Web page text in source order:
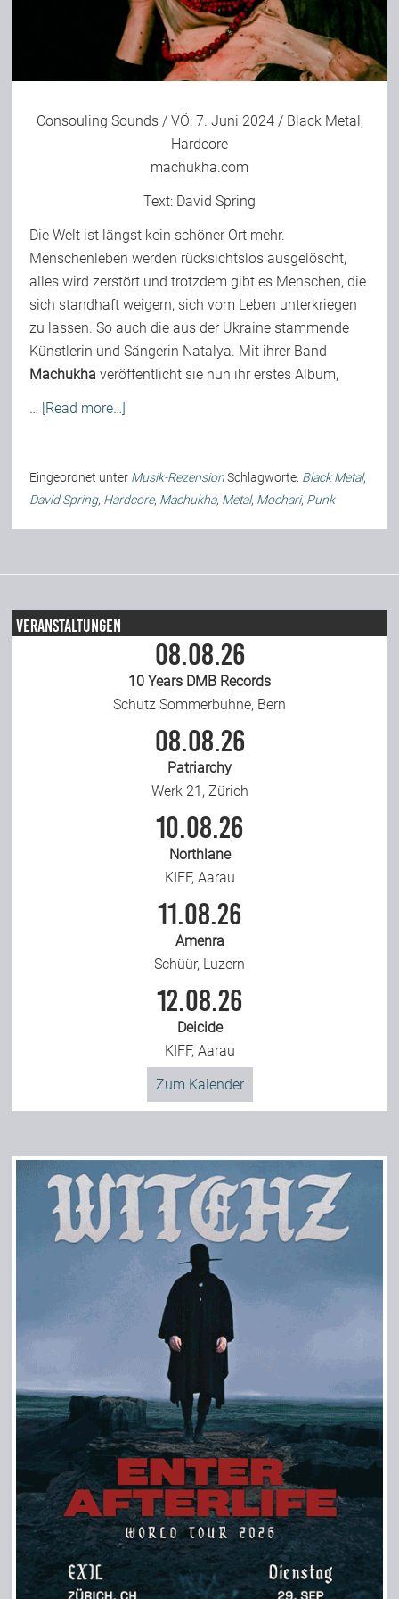
Rezensionen
Alles andere
Backstage
Kontakt
Join Us
Kalender
Consouling Sounds/ VÖ: 7. Juni 2024 / Black Metal,
Hardcore
machukha.com
Text: David Spring
Die Welt ist längst kein schöner Ort mehr.
Menschenleben werden rücksichtslos ausgelöscht,
alles wird zerstört und trotzdem gibt es Menschen, die
sich standhaft weigern, sich vom Leben unterkriegen
zu lassen. So auch die aus der Ukraine stammende
Künstlerin und Sängerin Natalya. Mit ihrer Band
Machukha veröffentlicht sie nun ihr erstes Album,
… [Read more…]
Eingeordnet unter Musik-Rezension Schlagworte: Black Metal,
David Spring, Hardcore, Machukha, Metal, Mochari, Punk
Veranstaltungen
08.08.26
10 Years DMB Records
Schütz Sommerbühne, Bern
08.08.26
Patriarchy
Werk 21, Zürich
10.08.26
Northlane
KIFF, Aarau
11.08.26
Amenra
Schüür, Luzern
12.08.26
Deicide
KIFF, Aarau
Zum Kalender